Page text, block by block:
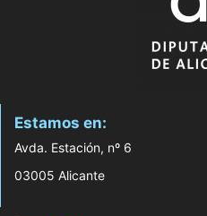
Estamos en:
Avda. Estación, nº 6
03005 Alicante